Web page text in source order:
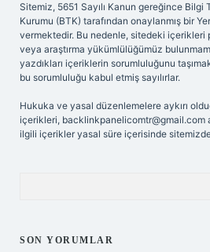
Sitemiz, 5651 Sayılı Kanun gereğince
Kurumu (BTK) tarafından onaylanmış bir
vermektedir. Bu nedenle, sitedeki
veya araştırma yükümlülüğümüz
yazdıkları içeriklerin sorumluluğunu
bu sorumluluğu kabul etmiş sayılırlar.
Hukuka ve yasal düzenlemelere aykırı
içerikleri, backlinkpanelicomtr@gmail.com
ilgili içerikler yasal süre içerisinde
SON YORUMLAR